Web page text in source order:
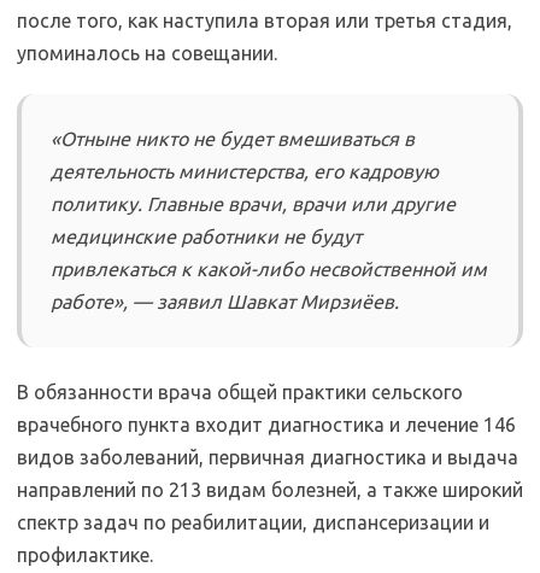
после того, как наступила вторая или третья стадия,
упоминалось на совещании.
«Отныне никто не будет вмешиваться в
деятельность министерства, его кадровую
политику. Главные врачи, врачи или другие
медицинские работники не будут
привлекаться к какой-либо несвойственной им
работе», — заявил Шавкат Мирзиёев.
В обязанности врача общей практики сельского
врачебного пункта входит диагностика и лечение 146
видов заболеваний, первичная диагностика и выдача
направлений по 213 видам болезней, а также широкий
спектр задач по реабилитации, диспансеризации и
профилактике.